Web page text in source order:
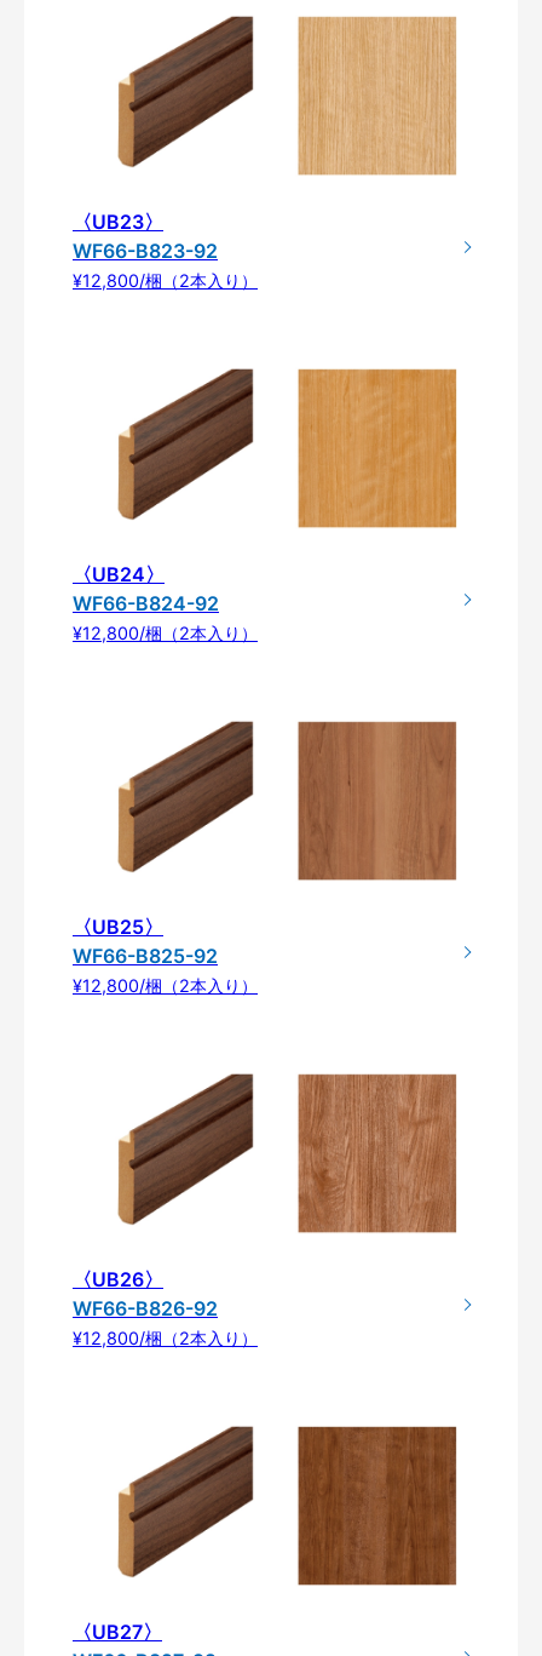
〈UB23〉
WF66-B823-92
¥12,800/梱（2本入り）
〈UB24〉
WF66-B824-92
¥12,800/梱（2本入り）
〈UB25〉
WF66-B825-92
¥12,800/梱（2本入り）
〈UB26〉
WF66-B826-92
¥12,800/梱（2本入り）
〈UB27〉